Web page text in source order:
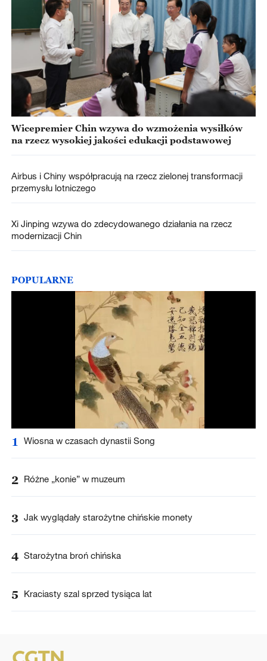
Wicepremier Chin wzywa do wzmożenia wysiłków
na rzecz wysokiej jakości edukacji podstawowej
Airbus i Chiny współpracują na rzecz zielonej transformacji
przemysłu lotniczego
Xi Jinping wzywa do zdecydowanego działania na rzecz
modernizacji Chin
POPULARNE
1 Wiosna w czasach dynastii Song
2 Różne „konie” w muzeum
3 Jak wyglądały starożytne chińskie monety
4 Starożytna broń chińska
5 Kraciasty szal sprzed tysiąca lat